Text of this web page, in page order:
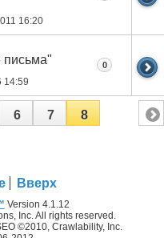
16:20
письма"
14:59
0
6 7 8
Вверх
Version 4.1.12
Inc. All rights reserved.
©2010, Crawlability, Inc.